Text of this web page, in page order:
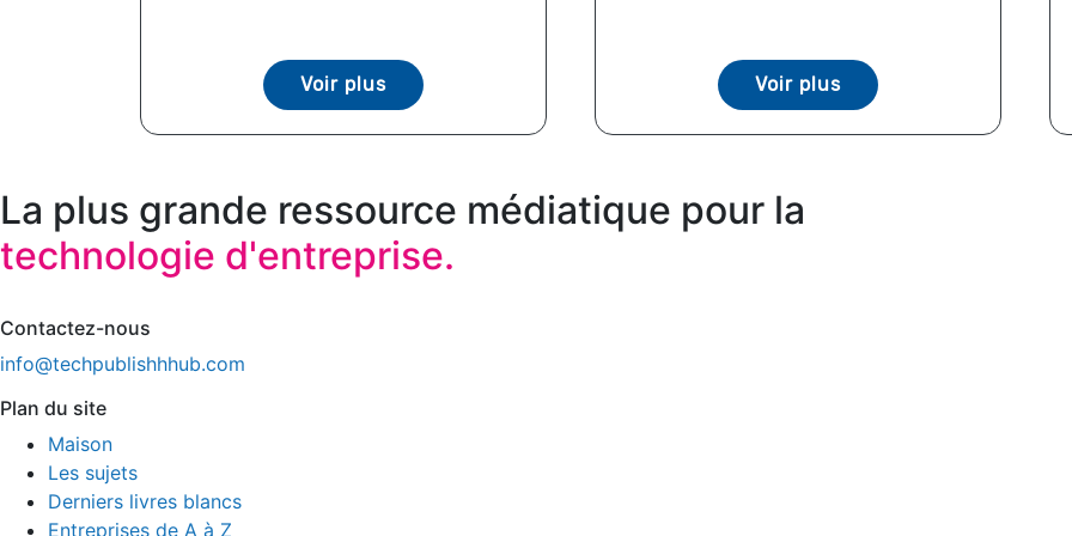
Voir plus Voir plus
La plus grande ressource médiatique pour la
technologie d'entreprise.
Contactez-nous
info@techpublishhhub.com
Plan du site
Maison
Les sujets
Derniers livres blancs
Entreprises de A à Z